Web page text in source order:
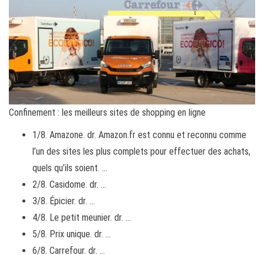
Confinement : les meilleurs sites de shopping en ligne
1/8. Amazone. dr. Amazon.fr est connu et reconnu comme
l’un des sites les plus complets pour effectuer des achats,
quels qu’ils soient. …
2/8. Casidome. dr. …
3/8. Épicier. dr. …
4/8. Le petit meunier. dr. …
5/8. Prix ​​unique. dr. …
6/8. Carrefour. dr. …